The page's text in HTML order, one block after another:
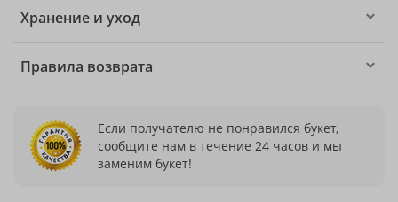
Хранение и уход
Правила возврата
Если получателю не понравился букет,
сообщите нам в течение 24 часов и мы
заменим букет!